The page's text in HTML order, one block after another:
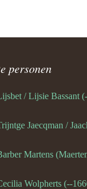
personen
Wolpherts (--